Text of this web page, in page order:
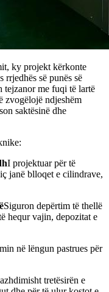
ky projekt kërkonte
rrjedhës së punës së
me fuqi të lartë
zvogëlojë ndjeshëm
saktësinë dhe
I projektuar për të
janë blloqet e cilindrave,
Siguron depërtim të thellë
hequr vajin, depozitat e
në lëngun pastrues për
tretësirën e